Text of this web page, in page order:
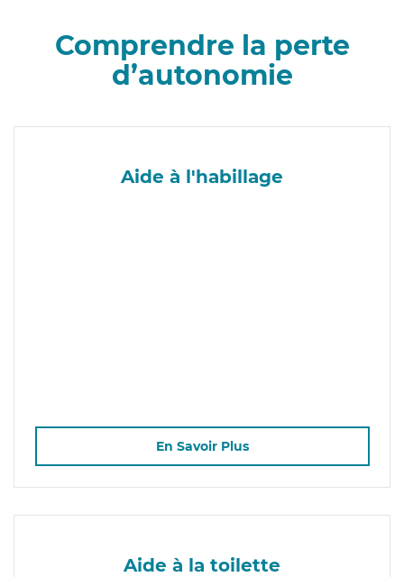
Comprendre la perte
d’autonomie
Aide à l'habillage
En Savoir Plus
Aide à la toilette